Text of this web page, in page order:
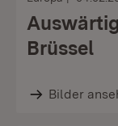
Brüssel
Bilder